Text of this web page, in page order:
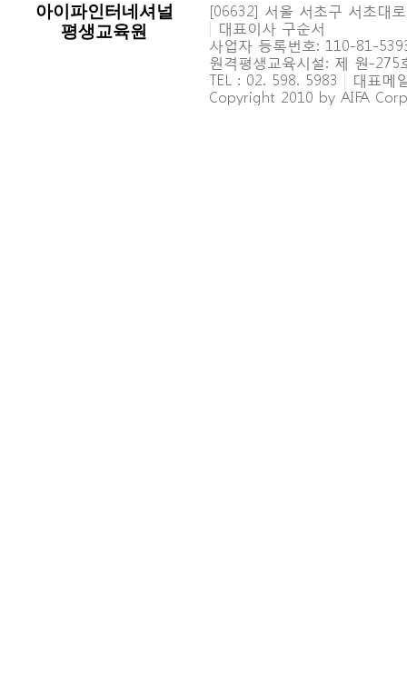
아이파인터네셔널
평생교육원
[06632] 서울 서초구 서초대
| 대표이사 구순서
사업자 등록번호: 110-81-
원격평생교육시설: 제 원-
TEL : 02. 598. 5983 | 대표메
Copyright 2010 by AIFA